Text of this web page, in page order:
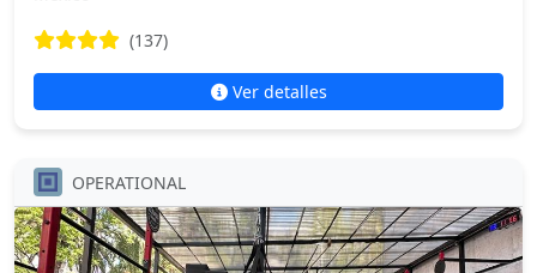
(137)
Ver detalles
OPERATIONAL